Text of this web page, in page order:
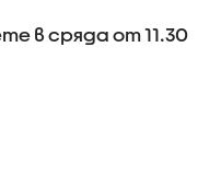
в сряда от 11.30